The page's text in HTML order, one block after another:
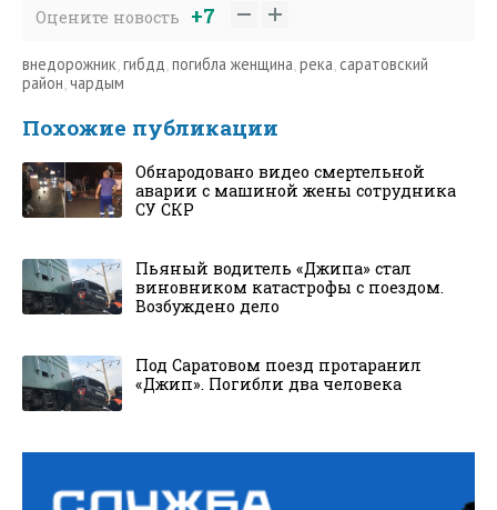
Оцените новость +7
внедорожник гибдд погибла женщина река саратовский
район чардым
Похожие публикации
Обнародовано видео смертельной
аварии с машиной жены сотрудника
СУ СКР
Пьяный водитель «Джипа» стал
виновником катастрофы с поездом.
Возбуждено дело
Под Саратовом поезд протаранил
«Джип». Погибли два человека